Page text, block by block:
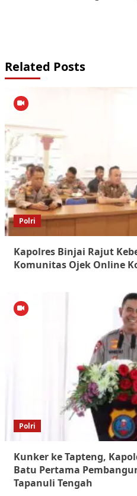
Related Posts
Polri
Kapolres Binjai Rajut
Komunitas Ojek Online
Polri
Kunker ke Tapteng,
Batu Pertama
Tapanuli Tengah